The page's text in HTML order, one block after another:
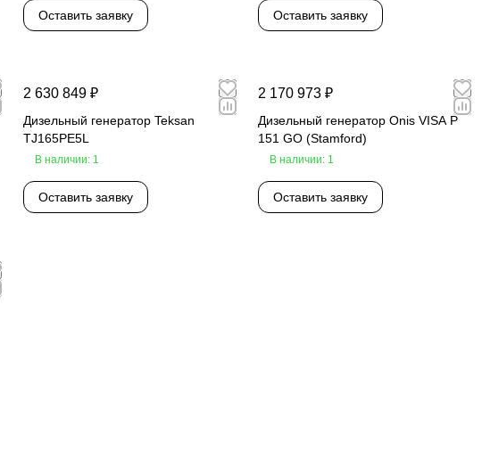
Оставить заявку Оставить заявку
2 630 849 ₽
Дизельный генератор Teksan
TJ165PE5L
В наличии: 1
Оставить заявку
2 170 973 ₽
Дизельный генератор Onis VISA P
151 GO (Stamford)
В наличии: 1
Оставить заявку